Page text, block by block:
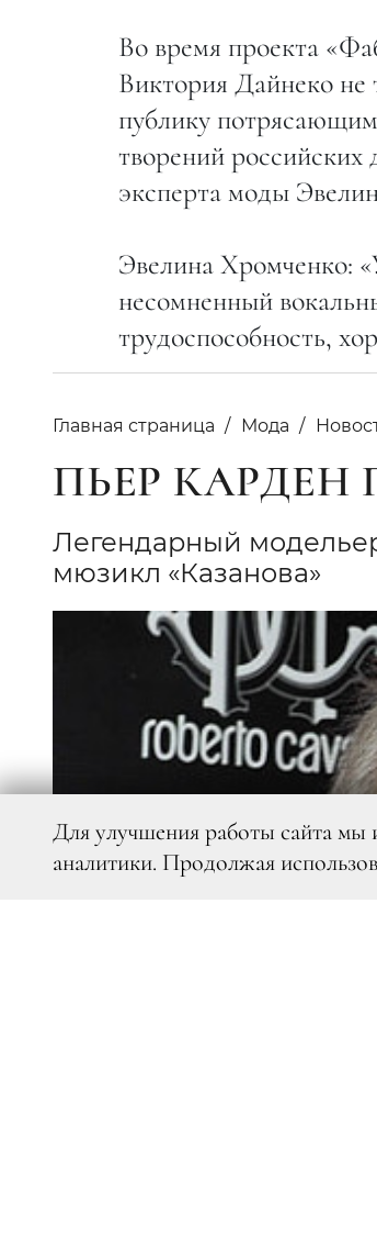
Во время проекта
Виктория Дайнеко не
публику
творений
эксперта моды
Эвелина Хромченко:
несомненный
трудоспособность,
Главная страница Мода
ПЬЕР КАРДЕН
Легендарный
мюзикл «Казанова»
Для улучшения работы сайта мы
аналитики. Продолжая